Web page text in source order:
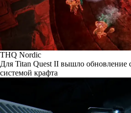
THQ Nordic
Для Titan Quest II вышло обновление
системой крафта